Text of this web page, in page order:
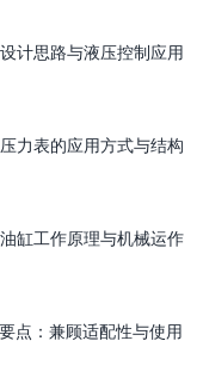
计思路与液压控制应用
力表的应用方式与结构
缸工作原理与机械运作
点：兼顾适配性与使用